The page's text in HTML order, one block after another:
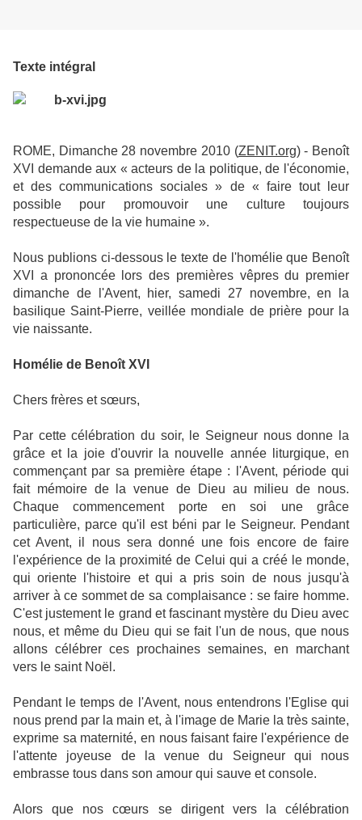
Texte intégral
ROME, Dimanche 28 novembre 2010 (ZENIT.org) - Benoît
XVI demande aux « acteurs de la politique, de l'économie,
et des communications sociales » de « faire tout leur
possible pour promouvoir une culture toujours
respectueuse de la vie humaine ».
Nous publions ci-dessous le texte de l'homélie que Benoît
XVI a prononcée lors des premières vêpres du premier
dimanche de l'Avent, hier, samedi 27 novembre, en la
basilique Saint-Pierre, veillée mondiale de prière pour la
vie naissante.
Homélie de Benoît XVI
Chers frères et sœurs,
Par cette célébration du soir, le Seigneur nous donne la
grâce et la joie d'ouvrir la nouvelle année liturgique, en
commençant par sa première étape : l'Avent, période qui
fait mémoire de la venue de Dieu au milieu de nous.
Chaque commencement porte en soi une grâce
particulière, parce qu'il est béni par le Seigneur. Pendant
cet Avent, il nous sera donné une fois encore de faire
l'expérience de la proximité de Celui qui a créé le monde,
qui oriente l'histoire et qui a pris soin de nous jusqu'à
arriver à ce sommet de sa complaisance : se faire homme.
C'est justement le grand et fascinant mystère du Dieu avec
nous, et même du Dieu qui se fait l'un de nous, que nous
allons célébrer ces prochaines semaines, en marchant
vers le saint Noël.
Pendant le temps de l'Avent, nous entendrons l'Eglise qui
nous prend par la main et, à l'image de Marie la très sainte,
exprime sa maternité, en nous faisant faire l'expérience de
l'attente joyeuse de la venue du Seigneur qui nous
embrasse tous dans son amour qui sauve et console.
Alors que nos cœurs se dirigent vers la célébration